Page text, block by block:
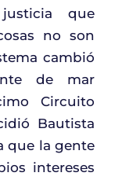
que
no son
cambió
de mar
Circuito
Bautista
que la gente
intereses